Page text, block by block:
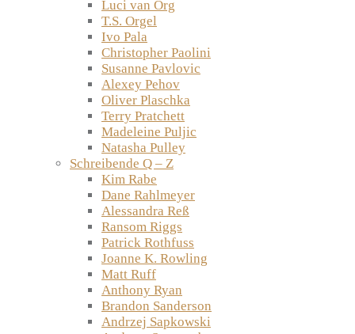
Luci van Org
T.S. Orgel
Ivo Pala
Christopher Paolini
Susanne Pavlovic
Alexey Pehov
Oliver Plaschka
Terry Pratchett
Madeleine Puljic
Natasha Pulley
Schreibende Q – Z
Kim Rabe
Dane Rahlmeyer
Alessandra Reß
Ransom Riggs
Patrick Rothfuss
Joanne K. Rowling
Matt Ruff
Anthony Ryan
Brandon Sanderson
Andrzej Sapkowski